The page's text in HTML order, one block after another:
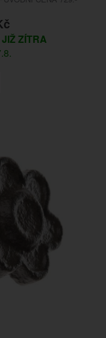
ZÍTRA